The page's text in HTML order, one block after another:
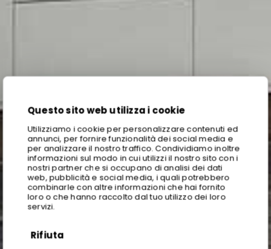
Questo sito web utilizza i cookie
Utilizziamo i cookie per personalizzare contenuti ed
annunci, per fornire funzionalità dei social media e
per analizzare il nostro traffico. Condividiamo inoltre
informazioni sul modo in cui utilizzi il nostro sito con i
nostri partner che si occupano di analisi dei dati
web, pubblicità e social media, i quali potrebbero
combinarle con altre informazioni che hai fornito
loro o che hanno raccolto dal tuo utilizzo dei loro
servizi.
Rifiuta